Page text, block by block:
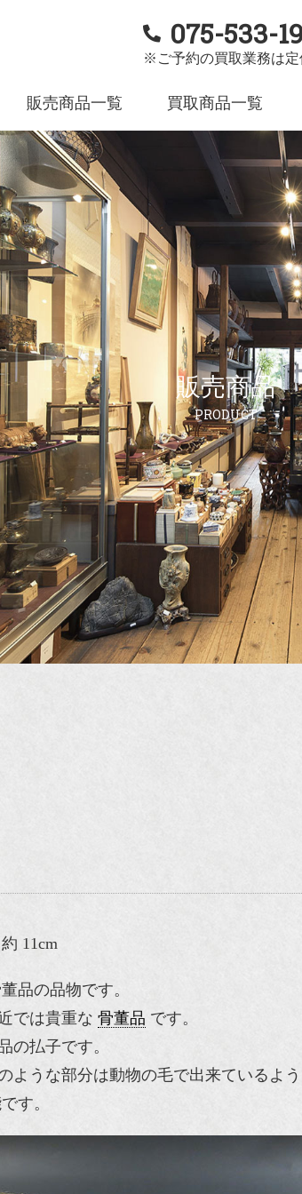
075-533-
※ご予約の買取業務は定
販売商品一覧 買取商品一覧
販売商品
PRODUCT
11cm
品の品物です。
では貴重な 骨董品 です。
の払子です。
うな部分は動物の毛で出来ているよう
す。